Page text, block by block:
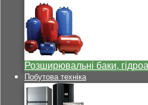
Розширювальні баки,
Побутова техніка